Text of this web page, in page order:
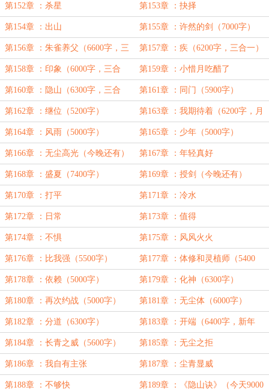
一】
第152章 ：杀星 第153章 ：抉择
第154章 ：出山 第155章 ：许然的剑（7000字）
第156章 ：朱雀养父（6600字，三
合一）
第157章 ：疾（6200字，三合一）
第158章 ：印象（6000字，三合
一）
第159章 ：小惜月吃醋了
第160章 ：隐山（6300字，三合
一）【求月票】
第161章 ：同门（5900字）
第162章 ：继位（5200字） 第163章 ：我期待着（6200字，月
初求月票）
第164章 ：风雨（5000字） 第165章 ：少年（5000字）
第166章 ：无尘高光（今晚还有） 第167章 ：年轻真好
第168章 ：盛夏（7400字） 第169章 ：授剑（今晚还有）
第170章 ：打平 第171章 ：冷水
第172章 ：日常 第173章 ：值得
第174章 ：不惧 第175章 ：风风火火
第176章 ：比我强（5500字） 第177章 ：体修和灵植师（5400
字）
第178章 ：依赖（5000字） 第179章 ：化神（6300字）
第180章 ：再次约战（5000字） 第181章 ：无尘体（6000字）
第182章 ：分道（6300字） 第183章 ：开端（6400字，新年
好，给大家拜年啦～）
第184章 ：长青之威（5600字） 第185章 ：无尘之拒
第186章 ：我自有主张 第187章 ：尘青显威
第188章 ：不够快 第189章 ：《隐山诀》（今天9000